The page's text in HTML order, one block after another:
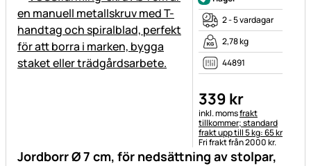
Jordborr Ø 7 cm, för nedsättning av stolpar,
2 - 5 vardagar
2,78 kg
44891
339 kr
Skatteinformation:
inkl. momsfrakt
tillkommer; standard
frakt upp till 5 kg: 65 kr
Fri frakt från 2000 kr.